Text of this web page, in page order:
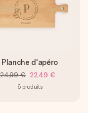
Planche d'apéro
24,99 € 22,49 €
6 produits